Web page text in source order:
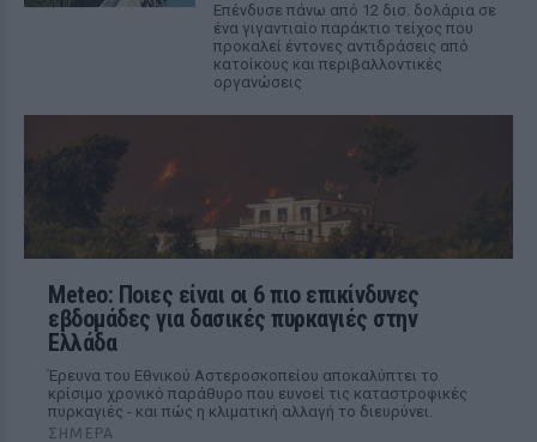
Επένδυσε πάνω από 12 δισ. δολάρια σε
ένα γιγαντιαίο παράκτιο τείχος που
προκαλεί έντονες αντιδράσεις από
κατοίκους και περιβαλλοντικές
οργανώσεις
Meteo: Ποιες είναι οι 6 πιο επικίνδυνες
εβδομάδες για δασικές πυρκαγιές στην
Ελλάδα
Έρευνα του Εθνικού Αστεροσκοπείου αποκαλύπτει το
κρίσιμο χρονικό παράθυρο που ευνοεί τις καταστροφικές
πυρκαγιές - και πώς η κλιματική αλλαγή το διευρύνει.
ΣΉΜΕΡΑ